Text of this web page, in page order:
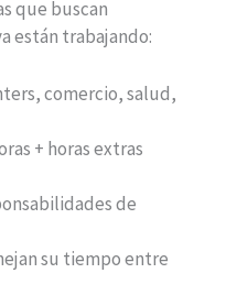
que buscan
están trabajando:
comercio, salud,
+ horas extras
de
su tiempo entre